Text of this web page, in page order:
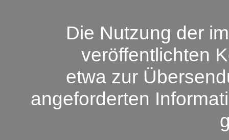
Die Nutzung der
veröffentlichten
etwa zur
angeforderten